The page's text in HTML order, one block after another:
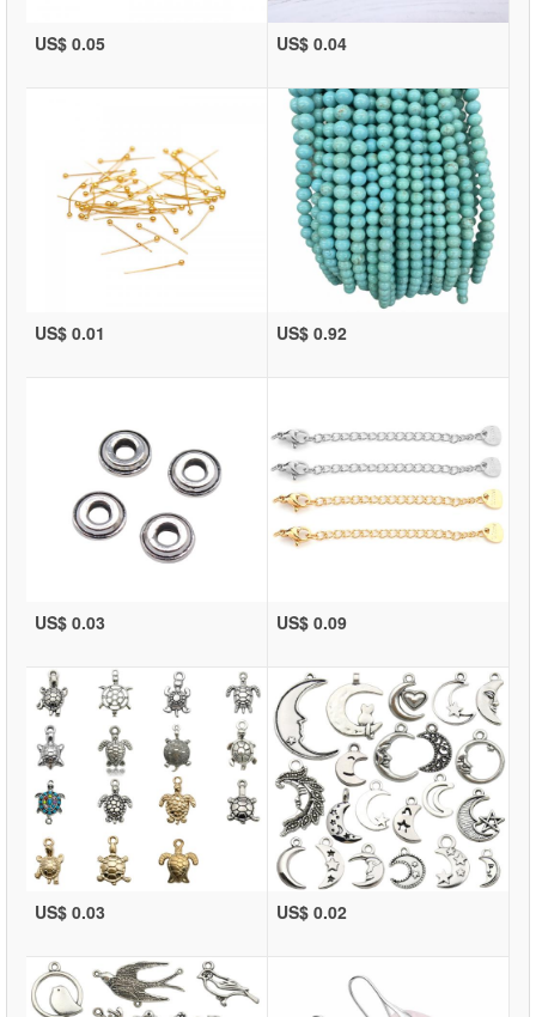
US$ 0.05 US$ 0.04
US$ 0.01 US$ 0.92
US$ 0.03 US$ 0.09
US$ 0.03 US$ 0.02